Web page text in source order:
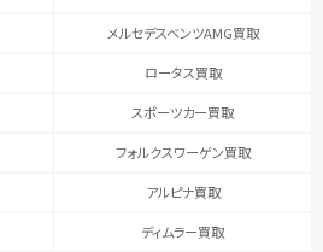
メルセデスベンツAMG買取
ロータス買取
スポーツカー買取
フォルクスワーゲン買取
アルピナ買取
ディムラー買取